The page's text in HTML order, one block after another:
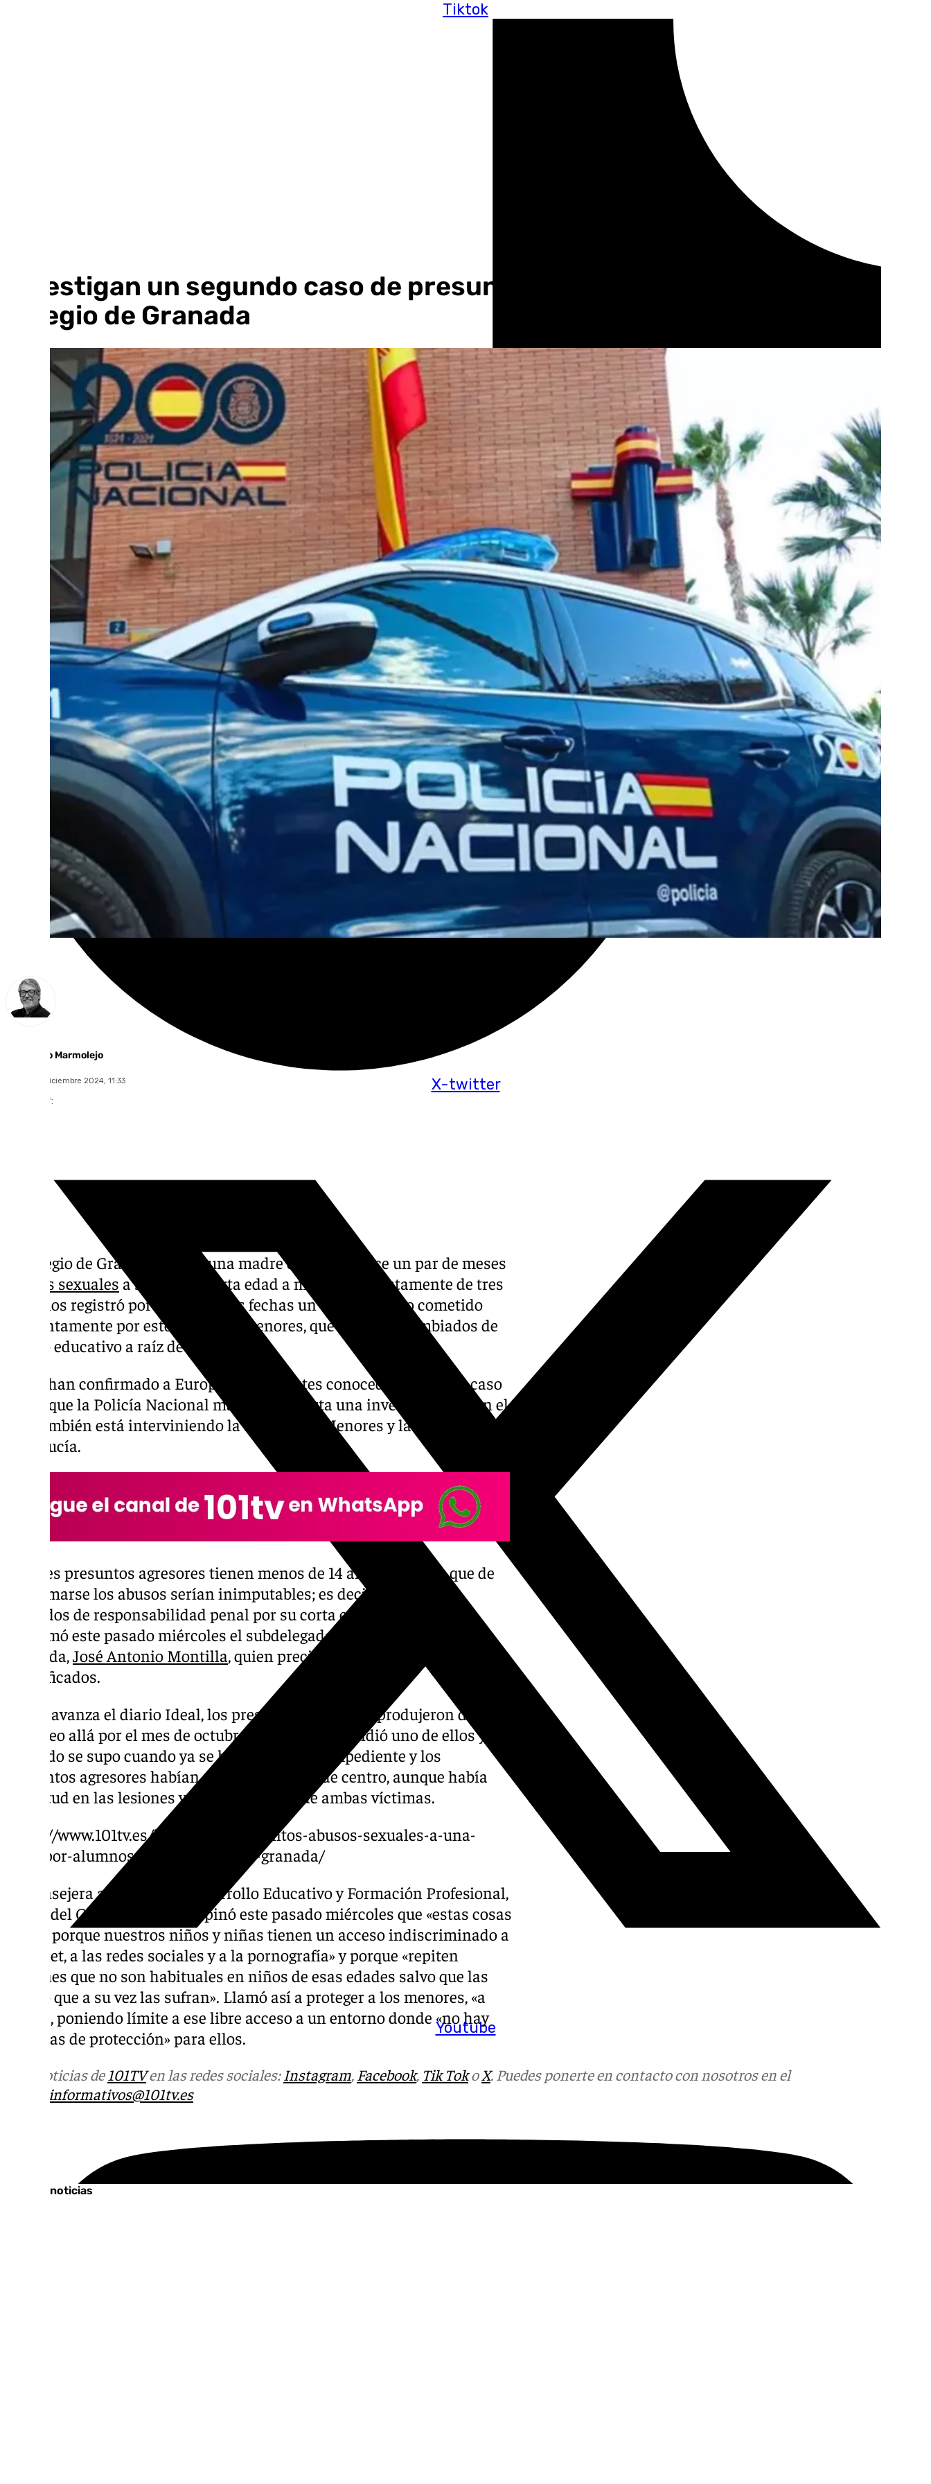
Tiktok
X-twitter
Youtube
Investigan un segundo caso de presunto abuso sexual en un mismo
colegio de Granada
Francisco Marmolejo
jueves, 12 diciembre 2024, 11:33
Compartir:
El colegio de Granada donde una madre denunció hace un par de meses
abusos sexuales a su hija de corta edad a manos supuestamente de tres
alumnos registró por esas mismas fechas un segundo caso cometido
presuntamente por estos mismos menores, que han sido cambiados de
centro educativo a raíz de lo sucedido.
Así lo han confirmado a Europa Press fuentes conocedoras de este caso
por el que la Policía Nacional mantiene abierta una investigación y en el
que también está interviniendo la Fiscalía de Menores y la Junta de
Andalucía.
Los tres presuntos agresores tienen menos de 14 años, de modo que de
confirmarse los abusos serían inimputables; es decir, que están
eximidos de responsabilidad penal por su corta edad, tal y como
confirmó este pasado miércoles el subdelegado del Gobierno en
Granada,José Antonio Montilla, quien precisó que son tres los menores
identificados.
Según avanza el diario Ideal, los presuntos abusos se produjeron durante
el recreo allá por el mes de octubre; primero trascendió uno de ellos y el
segundo se supo cuando ya se había abierto el expediente y los
presuntos agresores habían sido trasladados de centro, aunque había
similitud en las lesiones y los testimonios de ambas víctimas.
https://www.101tv.es/investigan-presuntos-abusos-sexuales-a-una-
nina-por-alumnos-de-su-colegio-de-granada/
La consejera andaluza de Desarrollo Educativo y Formación Profesional,
María del Carmen Castillo, opinó este pasado miércoles que «estas cosas
pasan porque nuestros niños y niñas tienen un acceso indiscriminado a
Internet, a las redes sociales y a la pornografía» y porque «repiten
acciones que no son habituales en niños de esas edades salvo que las
vean o que a su vez las sufran». Llamó así a proteger a los menores, «a
todos», poniendo límite a ese libre acceso a un entorno donde «no hay
medidas de protección» para ellos.
Más noticias de 101TVen las redes sociales: Instagram, Facebook, Tik TokoX. Puedes ponerte en contacto con nosotros en el
informativos@101tv.es
Últimas noticias